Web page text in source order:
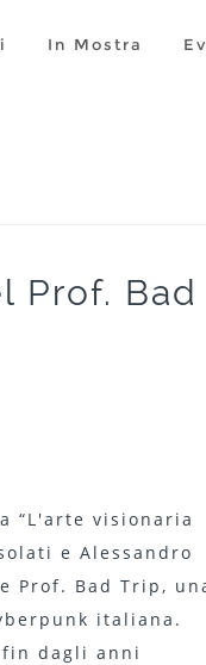
In Mostra
Prof. Bad
“L'arte visionaria
e Alessandro
Prof. Bad Trip,
italiana.
dagli anni